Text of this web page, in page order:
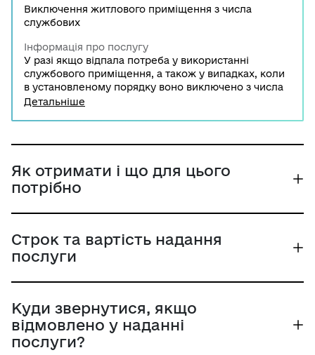
Виключення житлового приміщення з числа
службових
Інформація про послугу
У разі якщо відпала потреба у використанні
службового приміщення, а також у випадках, коли
в установленому порядку воно виключено з числа
жилих, таке приміщення потребує виключення з
адміністративної послуги.
Детальніше
Як отримати і що для цього
потрібно
Строк та вартість надання
послуги
Куди звернутися, якщо
відмовлено у наданні
послуги?